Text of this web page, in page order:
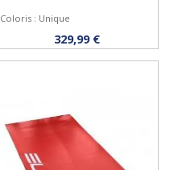
Acheter
Coloris : Unique
329,99 €